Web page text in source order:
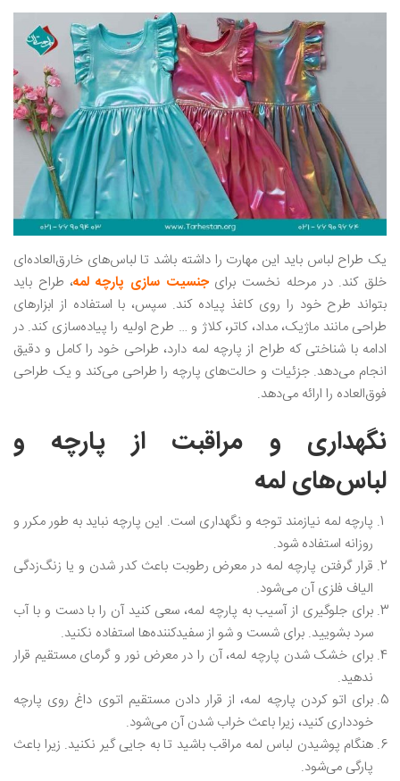
یک طراح لباس باید این مهارت را داشته باشد تا لباس‌های خارق‌العاده‌ای
خلق کند. در مرحله نخست برایجنسیت سازی پارچه لمه، طراح باید
بتواند طرح خود را روی کاغذ پیاده کند. سپس، با استفاده از ابزارهای
طراحی مانند ماژیک، مداد، کاتر، کلاژ و … طرح اولیه را پیاده‌سازی کند. در
ادامه با شناختی که طراح از پارچه لمه دارد، طراحی‌ خود را کامل و دقیق
انجام می‌دهد. جزئیات و حالت‌های پارچه را طراحی می‌کند و یک طراحی
فوق‌العاده را ارائه می‌دهد.
نگهداری و مراقبت از پارچه و
لباس‌های لمه
پارچه لمه نیازمند توجه و نگهداری است. این پارچه نباید به طور مکرر و
روزانه استفاده شود.
قرار گرفتن پارچه لمه در معرض رطوبت باعث کدر شدن و یا زنگ‌زدگی
الیاف فلزی آن می‌شود.
برای جلوگیری از آسیب به پارچه لمه، سعی کنید آن را با دست و با آب
سرد بشویید. برای شست و شو از سفیدکننده‌ها استفاده نکنید.
برای خشک شدن پارچه لمه، آن را در معرض نور و گرمای مستقیم قرار
ندهید.
برای اتو کردن پارچه لمه، از قرار دادن مستقیم اتوی داغ روی پارچه
خودداری کنید، زیرا باعث خراب شدن آن می‌شود.
هنگام پوشیدن لباس لمه مراقب باشید تا به جایی گیر نکنید. زیرا باعث
پارگی می‌شود.